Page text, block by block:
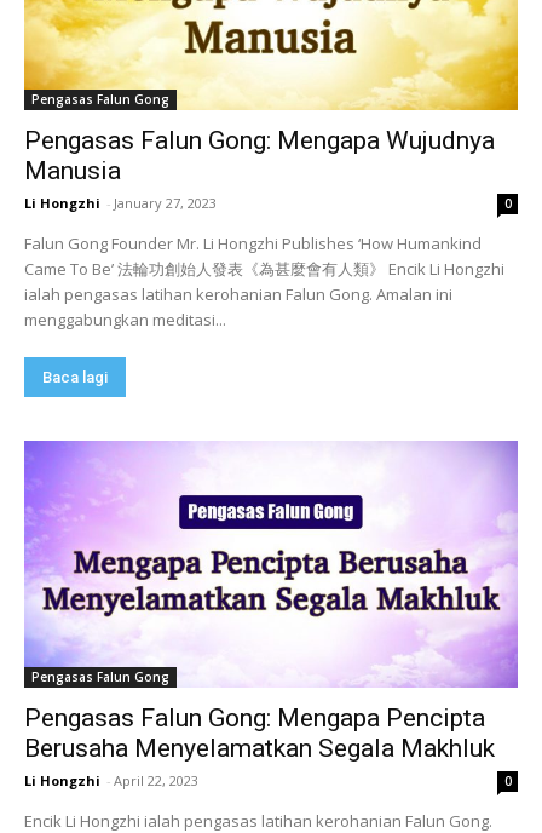
Pengasas Falun Gong
Pengasas Falun Gong: Mengapa Wujudnya
Manusia
Li Hongzhi - January 27, 2023 0
Falun Gong Founder Mr. Li Hongzhi Publishes ‘How Humankind
Came To Be’ 法輪功創始人發表《為甚麼會有人類》 Encik Li Hongzhi
ialah pengasas latihan kerohanian Falun Gong. Amalan ini
menggabungkan meditasi...
Baca lagi
Pengasas Falun Gong
Pengasas Falun Gong: Mengapa Pencipta
Berusaha Menyelamatkan Segala Makhluk
Li Hongzhi - April 22, 2023 0
Encik Li Hongzhi ialah pengasas latihan kerohanian Falun Gong.